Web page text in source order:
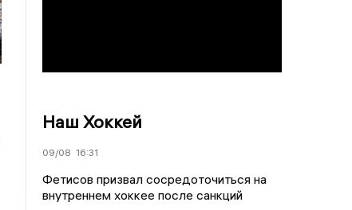
Наш Хоккей
09/08 16:31
Фетисов призвал сосредоточиться на
внутреннем хоккее после санкций